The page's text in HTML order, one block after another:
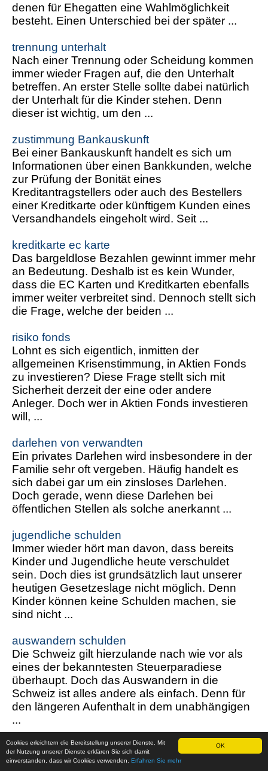
OK
Cookies erleichtern die Bereitstellung unserer Dienste. Mit
der Nutzung unserer Dienste erklären Sie sich damit
einverstanden, dass wir Cookies verwenden. Erfahren Sie mehr
denen für Ehegatten eine Wahlmöglichkeit
besteht. Einen Unterschied bei der später ...
trennung unterhalt
Nach einer Trennung oder Scheidung kommen
immer wieder Fragen auf, die den Unterhalt
betreffen. An erster Stelle sollte dabei natürlich
der Unterhalt für die Kinder stehen. Denn
dieser ist wichtig, um den ...
zustimmung Bankauskunft
Bei einer Bankauskunft handelt es sich um
Informationen über einen Bankkunden, welche
zur Prüfung der Bonität eines
Kreditantragstellers oder auch des Bestellers
einer Kreditkarte oder künftigem Kunden eines
Versandhandels eingeholt wird. Seit ...
kreditkarte ec karte
Das bargeldlose Bezahlen gewinnt immer mehr
an Bedeutung. Deshalb ist es kein Wunder,
dass die EC Karten und Kreditkarten ebenfalls
immer weiter verbreitet sind. Dennoch stellt sich
die Frage, welche der beiden ...
risiko fonds
Lohnt es sich eigentlich, inmitten der
allgemeinen Krisenstimmung, in Aktien Fonds
zu investieren? Diese Frage stellt sich mit
Sicherheit derzeit der eine oder andere
Anleger. Doch wer in Aktien Fonds investieren
will, ...
darlehen von verwandten
Ein privates Darlehen wird insbesondere in der
Familie sehr oft vergeben. Häufig handelt es
sich dabei gar um ein zinsloses Darlehen.
Doch gerade, wenn diese Darlehen bei
öffentlichen Stellen als solche anerkannt ...
jugendliche schulden
Immer wieder hört man davon, dass bereits
Kinder und Jugendliche heute verschuldet
sein. Doch dies ist grundsätzlich laut unserer
heutigen Gesetzeslage nicht möglich. Denn
Kinder können keine Schulden machen, sie
sind nicht ...
auswandern schulden
Die Schweiz gilt hierzulande nach wie vor als
eines der bekanntesten Steuerparadiese
überhaupt. Doch das Auswandern in die
Schweiz ist alles andere als einfach. Denn für
den längeren Aufenthalt in dem unabhängigen
...
freibetrag Vorsorgeaufwand
Seit der Änderung 2009 werden nun alle